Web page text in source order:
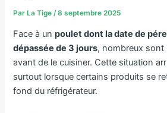
Par La Tige/8 septembre 2025
Face à unpoulet dont la date de
dépassée de 3 jours, nombreux sont
avant de le cuisiner. Cette situation
surtout lorsque certains produits se
fond du réfrigérateur.